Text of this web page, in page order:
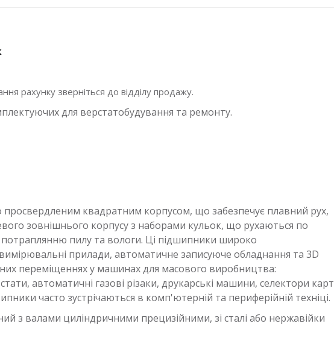
рахунку зверніться до відділу продажу.
для верстатобудування та ремонту.
квадратним корпусом, що забезпечує плавний рух,
зовнішнього корпусу з наборами кульок, що рухаються по
потраплянню пилу та вологи. Ці підшипники широко
прилади, автоматичне записуюче обладнання та 3D
переміщеннях у машинах для масового виробництва:
автоматичні газові різаки, друкарські машини, селектори карт
часто зустрічаються в комп'ютерній та периферійній техніці.
з валами циліндричними прецизійними, зі сталі або нержавійки